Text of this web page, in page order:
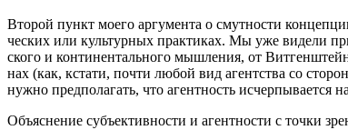
Вто­рой пункт мое­го аргу­мен­та о смут­но­сти
че­ских или куль­тур­ных прак­ти­ках. Мы уже виде­ли
ско­го и кон­ти­нен­таль­но­го мыш­ле­ния, от
нах (как, кста­ти, почти любой вид агент­ства со
нуж­но пред­по­ла­гать, что агент­ность
Объ­яс­не­ние субъ­ек­тив­но­сти и агент­но­сти с точ­ки